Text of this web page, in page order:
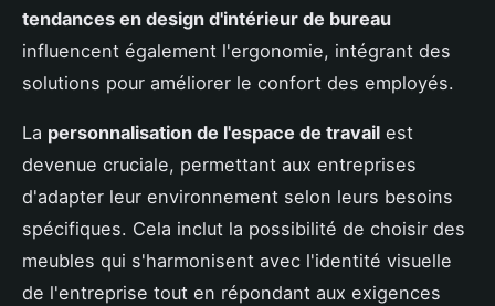
tendances en design d'intérieur de bureau
influencent également l'ergonomie, intégrant des
solutions pour améliorer le confort des employés.
La personnalisation de l'espace de travail est
devenue cruciale, permettant aux entreprises
d'adapter leur environnement selon leurs besoins
spécifiques. Cela inclut la possibilité de choisir des
meubles qui s'harmonisent avec l'identité visuelle
de l'entreprise tout en répondant aux exigences